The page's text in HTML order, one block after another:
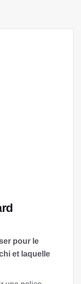
pour le
et laquelle